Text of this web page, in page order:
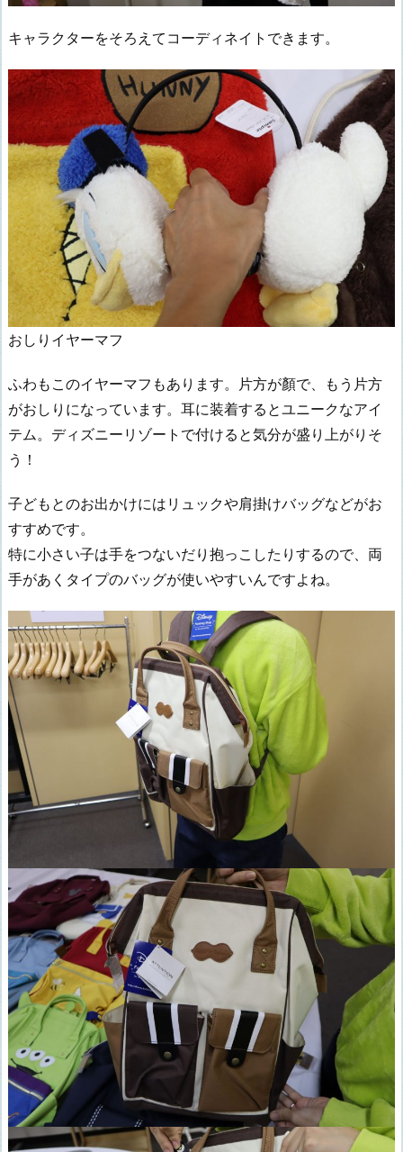
キャラクターをそろえてコーディネイトできます。
おしりイヤーマフ
ふわもこのイヤーマフもあります。片方が顏で、もう片方
がおしりになっています。耳に装着するとユニークなアイ
テム。ディズニーリゾートで付けると気分が盛り上がりそ
う！
子どもとのお出かけにはリュックや肩掛けバッグなどがお
すすめです。
特に小さい子は手をつないだり抱っこしたりするので、両
手があくタイプのバッグが使いやすいんですよね。